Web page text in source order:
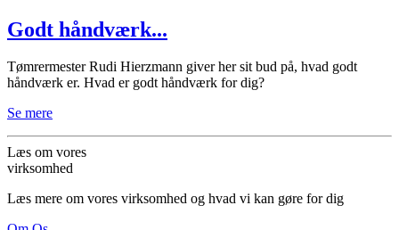
Godt håndværk...
Tømrermester Rudi Hierzmann giver her sit bud på, hvad godt
håndværk er. Hvad er godt håndværk for dig?
Se mere
Læs om vores
virksomhed
Læs mere om vores virksomhed og hvad vi kan gøre for dig